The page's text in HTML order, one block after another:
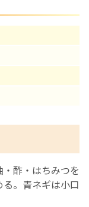
酢・はちみつを
。青ネギは小口